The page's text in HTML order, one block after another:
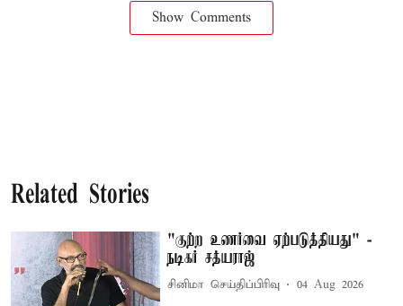
Show Comments
Related Stories
"குற்ற உணர்வை ஏற்படுத்தியது" -
நடிகர் சத்யராஜ்
சினிமா செய்திப்பிரிவு 04 Aug 2026